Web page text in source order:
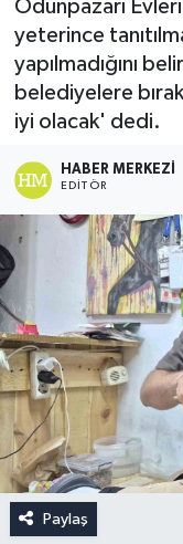
Odunpazarı
yeterince
yapılmadığını
belediyelere
iyi olacak' dedi.
HABER MERKEZI
EDITÖR
Paylaş
Haber Arşivi